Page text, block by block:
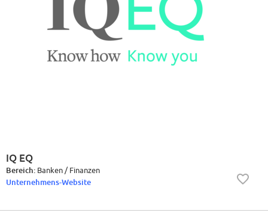
IQ EQ
Bereich: Banken / Finanzen
Unternehmens-Website